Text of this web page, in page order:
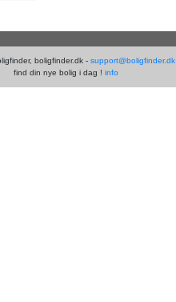
boligfinder.dk - support@boligfinder.dk
find din nye bolig i dag ! info